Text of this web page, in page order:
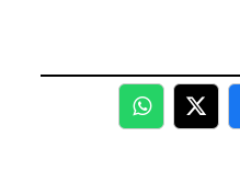
WhatsApp